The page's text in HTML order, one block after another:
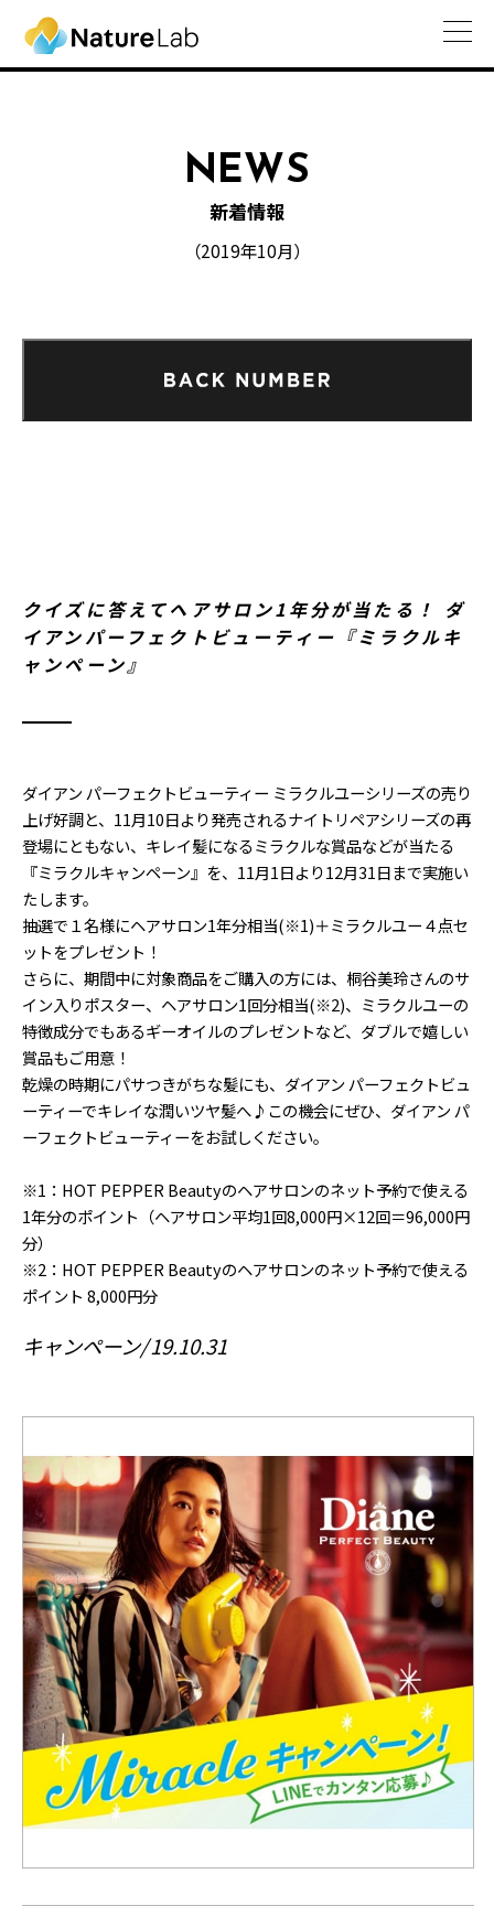
NEWS
新着情報
（2019年10月）
クイズに答えてヘアサロン1年分が当たる！ ダ
イアンパーフェクトビューティー『ミラクルキ
ャンペーン』
ダイアン パーフェクトビューティー ミラクルユーシリーズの売り
上げ好調と、11月10日より発売されるナイトリペアシリーズの再
登場にともない、キレイ髪になるミラクルな賞品などが当たる
『ミラクルキャンペーン』を、11月1日より12月31日まで実施い
たします。
抽選で１名様にヘアサロン1年分相当(※1)＋ミラクルユー４点セ
ットをプレゼント！
さらに、期間中に対象商品をご購入の方には、桐谷美玲さんのサ
イン入りポスター、ヘアサロン1回分相当(※2)、ミラクルユーの
特徴成分でもあるギーオイルのプレゼントなど、ダブルで嬉しい
賞品もご用意！
乾燥の時期にパサつきがちな髪にも、ダイアン パーフェクトビュ
ーティーでキレイな潤いツヤ髪へ♪この機会にぜひ、ダイアン パ
ーフェクトビューティーをお試しください。
※1：HOT PEPPER Beautyのヘアサロンのネット予約で使える
1年分のポイント（ヘアサロン平均1回8,000円×12回＝96,000円
分）
※2：HOT PEPPER Beautyのヘアサロンのネット予約で使える
ポイント 8,000円分
キャンペーン 19.10.31